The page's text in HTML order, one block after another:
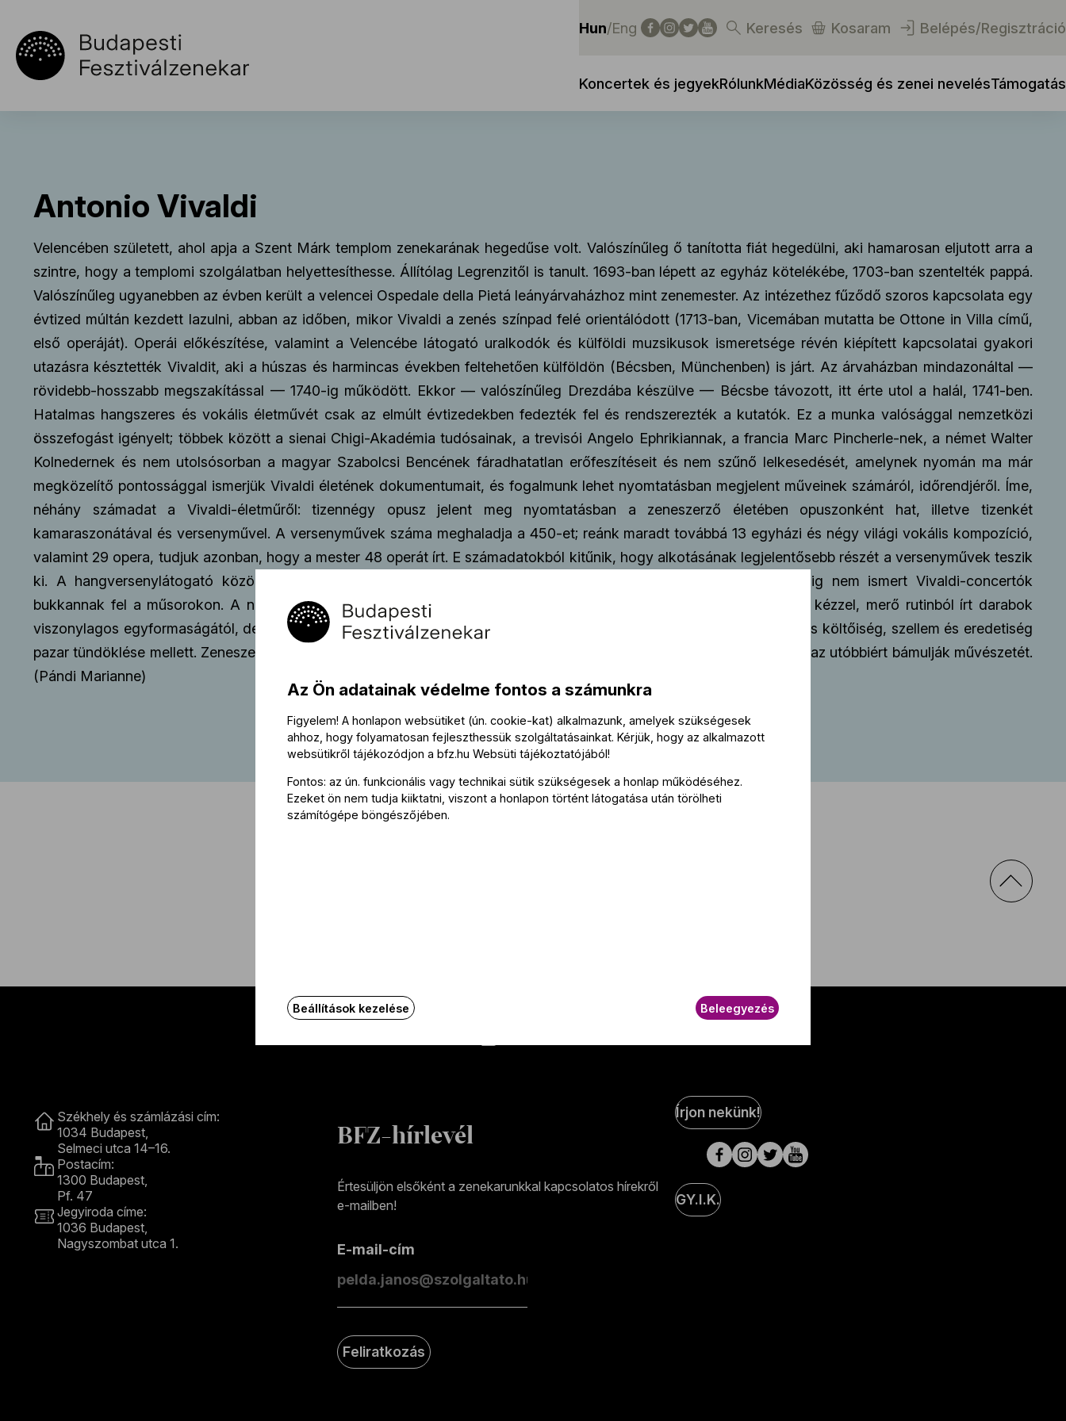
Hun/Eng Keresés Kosaram Belépés/Regisztráció
Koncertek és jegyekRólunkMédiaKözösség és zenei nevelésTámogatás
Antonio Vivaldi
Velencében született, ahol apja a Szent Márk templom zenekarának hegedűse volt. Valószínűleg ő tanította fiát hegedülni, aki hamarosan eljutott arra a
szintre, hogy a templomi szolgálatban helyettesíthesse. Állítólag Legrenzitől is tanult. 1693-ban lépett az egyház kötelékébe, 1703-ban szentelték pappá.
Valószínűleg ugyanebben az évben került a velencei Ospedale della Pietá leányárvaházhoz mint zenemester. Az intézethez fűződő szoros kapcsolata egy
évtized múltán kezdett lazulni, abban az időben, mikor Vivaldi a zenés színpad felé orientálódott (1713-ban, Vicemában mutatta be Ottone in Villa című,
első operáját). Operái előkészítése, valamint a Velencébe látogató uralkodók és külföldi muzsikusok ismeretsége révén kiépített kapcsolatai gyakori
utazásra késztették Vivaldit, aki a húszas és harmincas években feltehetően külföldön (Bécsben, Münchenben) is járt. Az árvaházban mindazonáltal —
rövidebb-hosszabb megszakítással — 1740-ig működött. Ekkor — valószínűleg Drezdába készülve — Bécsbe távozott, itt érte utol a halál, 1741-ben.
Hatalmas hangszeres és vokális életművét csak az elmúlt évtizedekben fedezték fel és rendszerezték a kutatók. Ez a munka valósággal nemzetközi
összefogást igényelt; többek között a sienai Chigi-Akadémia tudósainak, a trevisói Angelo Ephrikiannak, a francia Marc Pincherle-nek, a német Walter
Kolnedernek és nem utolsósorban a magyar Szabolcsi Bencének fáradhatatlan erőfeszítéseit és nem szűnő lelkesedését, amelynek nyomán ma már
megközelítő pontossággal ismerjük Vivaldi életének dokumentumait, és fogalmunk lehet nyomtatásban megjelent műveinek számáról, időrendjéről. Íme,
néhány számadat a Vivaldi-életműről: tizennégy opusz jelent meg nyomtatásban a zeneszerző életében opuszonként hat, illetve tizenkét
kamaraszonátával és versenyművel. A versenyművek száma meghaladja a 450-et; reánk maradt továbbá 13 egyházi és négy világi vokális kompozíció,
valamint 29 opera, tudjuk azonban, hogy a mester 48 operát írt. E számadatokból kitűnik, hogy alkotásának legjelentősebb részét a versenyművek teszik
ki. A hangversenylátogató közönséget e tekintetben úgyszólván naponta éri meglepetés. Egyre újabb, mindeddig nem ismert Vivaldi-concertók
bukkannak fel a műsorokon. A nagy számok törvénye értelmében Vivaldi roppant oeuvre-je sem mentes a könnyű kézzel, merő rutinból írt darabok
viszonylagos egyformaságától, de ez a tulajdonság mégis elhanyagolhatóvá, mellékessé válik az invenció, a sugallatos költőiség, szellem és eredetiség
pazar tündöklése mellett. Zeneszerző pályatársai — Taninitól Stravinsky-ig — az előbbiért hibáztatják, a zenehallgatók az utóbbiért bámulják művészetét.
(Pándi Marianne)
Székhely és számlázási cím:
1034 Budapest,
Selmeci utca 14–16.
Postacím:
1300 Budapest,
Pf. 47
Jegyiroda címe:
1036 Budapest,
Nagyszombat utca 1.
BFZ-hírlevél
Értesüljön elsőként a zenekarunkkal kapcsolatos hírekről
e-mailben!
E-mail-cím
Feliratkozás
Social
Media
oldalak
Írjon nekünk!
GY.I.K.
Az Ön adatainak védelme fontos a számunkra
Figyelem! A honlapon websütiket (ún. cookie-kat) alkalmazunk, amelyek szükségesek
ahhoz, hogy folyamatosan fejleszthessük szolgáltatásainkat. Kérjük, hogy az alkalmazott
websütikről tájékozódjon a bfz.hu Websüti tájékoztatójából!
Fontos: az ún. funkcionális vagy technikai sütik szükségesek a honlap működéséhez.
Ezeket ön nem tudja kiiktatni, viszont a honlapon történt látogatása után törölheti
számítógépe böngészőjében.
Beállítások kezelése Beleegyezés